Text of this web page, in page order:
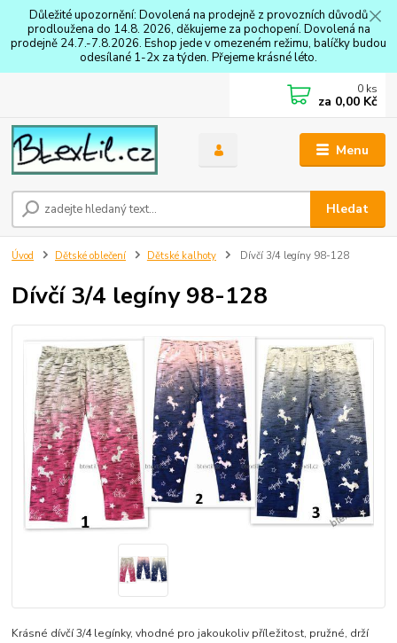
Důležité upozornění: Dovolená na prodejně z provozních důvodů
prodloužena do 14.8. 2026, děkujeme za pochopení. Dovolená na
prodejně 24.7.-7.8.2026. Eshop jede v omezeném režimu, balíčky budou
odesílané 1-2x za týden. Přejeme krásné léto.
Menu
Hledat
0 ks
za 0,00 Kč
Úvod Dětské oblečení Dětské kalhoty Dívčí 3/4 legíny 98-128
Dívčí 3/4 legíny 98-128
Krásné dívčí 3/4 legínky, vhodné pro jakoukoliv příležitost, pružné, drží